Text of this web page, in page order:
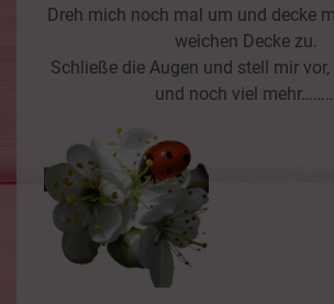
Dreh mich noch mal um und decke
weichen Decke zu.
Schließe die Augen und stell mir vor,
und noch viel mehr………